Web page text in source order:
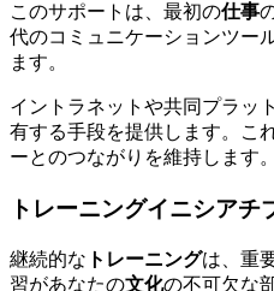
このサポートは、最初の仕事
代のコミュニケーションツー
ます。
イントラネットや共同プラッ
有する手段を提供します。こ
ーとのつながりを維持します。
トレーニングイニシア
継続的な トレーニングは、重
習があなたの文化の不可欠な